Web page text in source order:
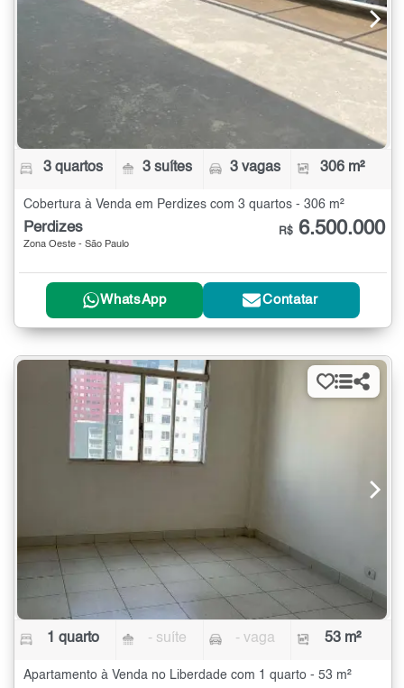
3 quartos 3 suítes 3 vagas 306 m²
Cobertura à Venda em Perdizes com 3 quartos - 306 m²
Perdizes
Zona Oeste - São Paulo
R$ 6.500.000
WhatsApp Contatar
1 quarto - suíte - vaga 53 m²
Apartamento à Venda no Liberdade com 1 quarto - 53 m²